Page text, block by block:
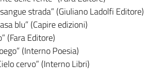
strada” (Giuliano Ladolfi Editore)
blu” (Capire edizioni)
(Fara Editore)
(Interno Poesia)
cervo” (Interno Libri)